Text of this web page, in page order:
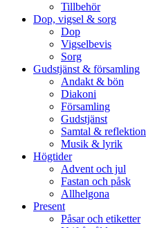
Tillbehör
Dop, vigsel & sorg
Dop
Vigselbevis
Sorg
Gudstjänst & församling
Andakt & bön
Diakoni
Församling
Gudstjänst
Samtal & reflektion
Musik & lyrik
Högtider
Advent och jul
Fastan och påsk
Allhelgona
Present
Påsar och etiketter